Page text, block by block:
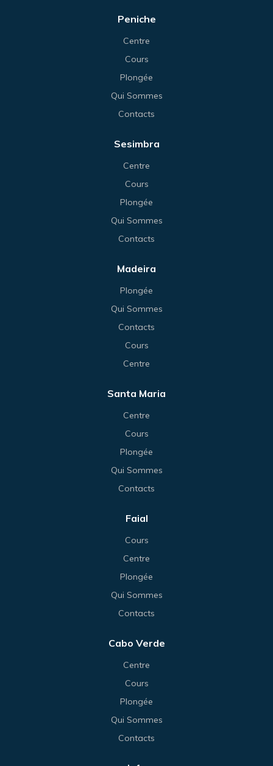
Peniche
Centre
Cours
Plongée
Qui Sommes
Contacts
Sesimbra
Centre
Cours
Plongée
Qui Sommes
Contacts
Madeira
Plongée
Qui Sommes
Contacts
Cours
Centre
Santa Maria
Centre
Cours
Plongée
Qui Sommes
Contacts
Faial
Cours
Centre
Plongée
Qui Sommes
Contacts
Cabo Verde
Centre
Cours
Plongée
Qui Sommes
Contacts